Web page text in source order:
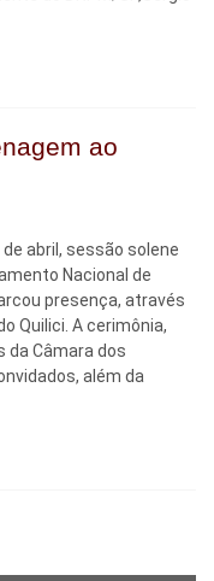
ao
abril, sessão solene
Nacional de
presença, através
Quilici. A cerimônia,
da Câmara dos
além da